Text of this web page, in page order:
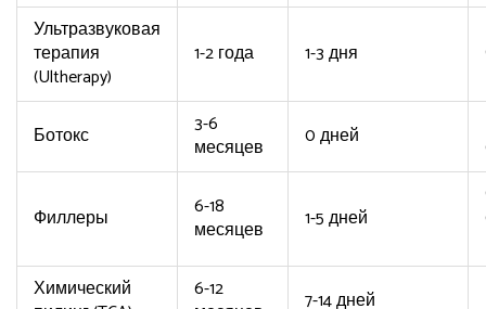
Ультразвуковая
терапия
(Ultherapy)
1-2 года 1-3 дня
Ботокс
3-6
месяцев
0 дней
Филлеры
6-18
месяцев
1-5 дней
Химический
6-12
7-14 дней